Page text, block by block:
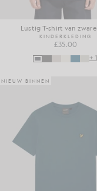
Lustig T-shirt van
KINDERKLEDING
£35.00
+1
NIEUW BINNEN